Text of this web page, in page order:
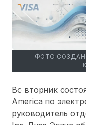
ФОТО СОЗДАНО
Во вторник
America по
руководитель